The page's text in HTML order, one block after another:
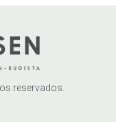
reservados.